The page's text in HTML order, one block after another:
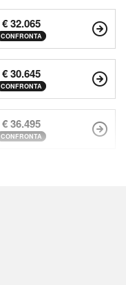
€ 32.065
CONFRONTA
€ 30.645
CONFRONTA
€ 36.495
CONFRONTA